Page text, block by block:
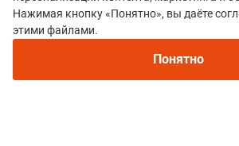
Нажимая кнопку «Понятно», вы даёте
этими файлами.
Понятно